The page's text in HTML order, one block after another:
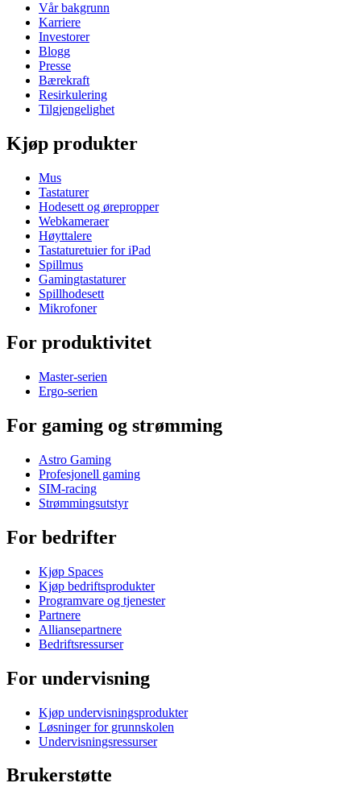
Vår bakgrunn
Karriere
Investorer
Blogg
Presse
Bærekraft
Resirkulering
Tilgjengelighet
Kjøp produkter
Mus
Tastaturer
Hodesett og ørepropper
Webkameraer
Høyttalere
Tastaturetuier for iPad
Spillmus
Gamingtastaturer
Spillhodesett
Mikrofoner
For produktivitet
Master-serien
Ergo-serien
For gaming og strømming
Astro Gaming
Profesjonell gaming
SIM-racing
Strømmingsutstyr
For bedrifter
Kjøp Spaces
Kjøp bedriftsprodukter
Programvare og tjenester
Partnere
Alliansepartnere
Bedriftsressurser
For undervisning
Kjøp undervisningsprodukter
Løsninger for grunnskolen
Undervisningsressurser
Brukerstøtte